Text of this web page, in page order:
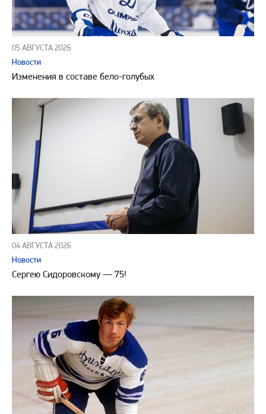
05 АВГУСТА 2026
Новости
Изменения в составе бело-голубых
04 АВГУСТА 2026
Новости
Сергею Сидоровскому — 75!